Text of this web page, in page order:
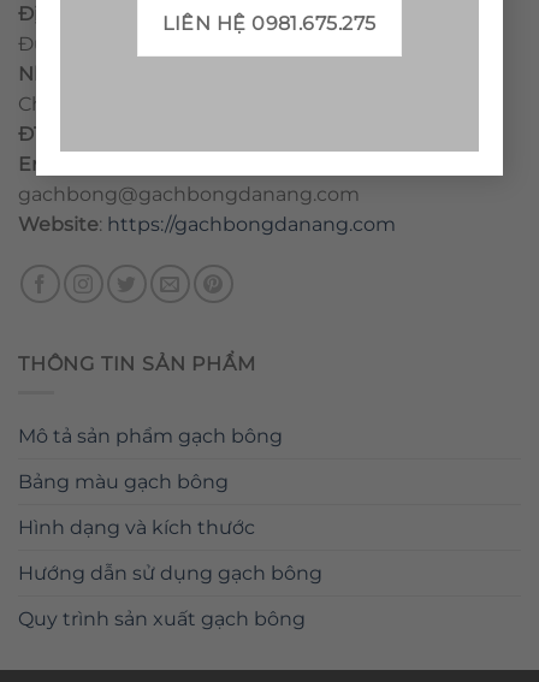
LIÊN HỆ 0981.675.275
Địa chỉ:
CCN Quán Lát, Xã Đức Chánh, Huyện Mộ
Đức, Tỉnh Quảng Ngãi
Nhà máy miền trung:
Chánh, Huyện Mộ Đức, Tỉnh Quảng Ngãi, Việt Nam
ĐT
Email
gachbong@gachbongdanang.com
Website: https://gachbongdanang.com
THÔNG TIN SẢN PHẨM
Mô tả sản phẩm gạch bông
Bảng màu gạch bông
Hình dạng và kích thước
Hướng dẫn sử dụng gạch bông
Quy trình sản xuất gạch bông